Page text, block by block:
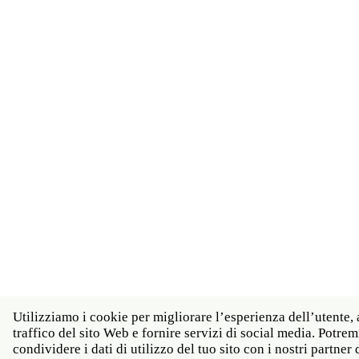
Utilizziamo i cookie per migliorare l’esperienza dell’utente,
traffico del sito Web e fornire servizi di social media.
condividere i dati di utilizzo del tuo sito con i nostri partner